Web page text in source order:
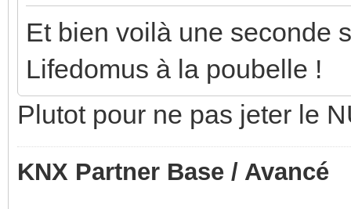
Et bien voilà une seconde
Lifedomus à la poubelle !
Plutot pour ne pas jeter le
KNX Partner Base / Avancé